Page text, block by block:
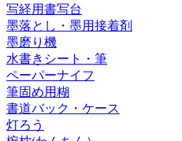
写経用書写台
墨落とし・墨用接着剤
墨磨り機
水書きシート・筆
ペーパーナイフ
筆固め用糊
書道バック・ケース
灯ろう